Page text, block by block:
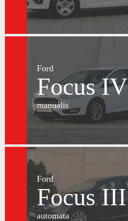
Ford
Focus IV
manuális
Ford
Focus III
automata